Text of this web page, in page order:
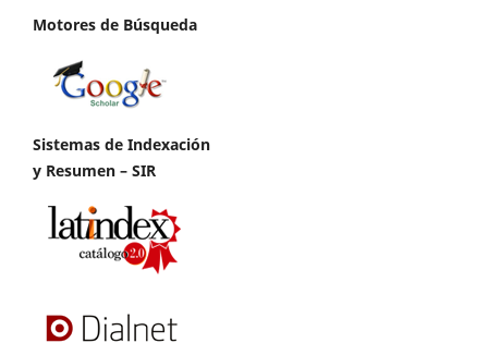
Motores de Búsqueda
Sistemas de Indexación
y Resumen – SIR